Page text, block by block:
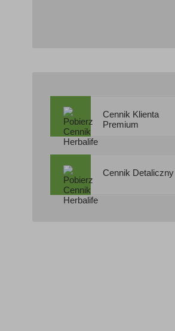
Cennik Klienta
Premium
Cennik Detaliczny